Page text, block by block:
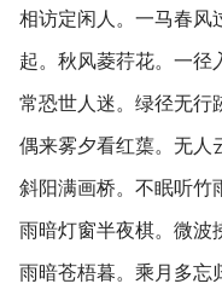
相访定闲人。一马春风
起。秋风菱荇花。一径
常恐世人迷。绿径无行
偶来雾夕看红蕖。无人
斜阳满画桥。不眠听竹
雨暗灯窗半夜棋。微波
雨暗苍梧暮。乘月多忘